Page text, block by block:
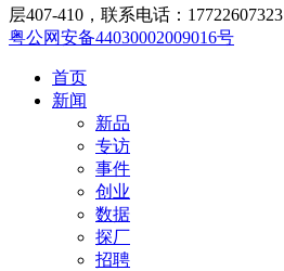
层407-410，联系电话：17722607323
粤公网安备44030002009016号
首页
新闻
新品
专访
事件
创业
数据
探厂
招聘